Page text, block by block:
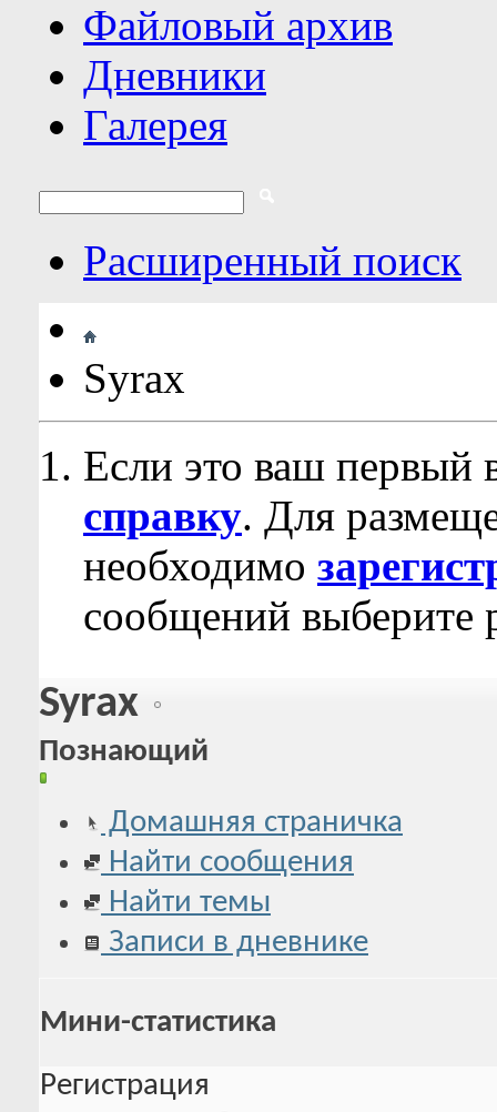
Файловый архив
Дневники
Галерея
Расширенный поиск
Syrax
Если это ваш первый
справку. Для
необходимо
сообщений выберите
Syrax
Познающий
Домашняя страничка
Найти сообщения
Найти темы
Записи в дневнике
Мини-статистика
Регистрация